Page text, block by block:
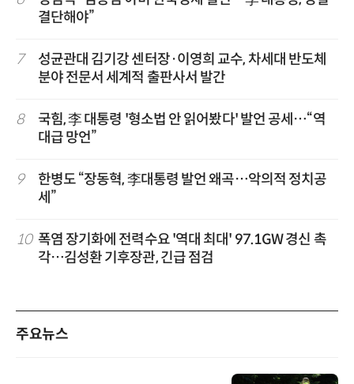
결단해야”
7
성균관대 김기강 센터장·이영희 교수, 차세대 반도체
분야 전문서 세계적 출판사서 발간
8
국힘, 李 대통령 '형소법 안 읽어봤다' 발언 공세…“역
대급 망언”
9
한병도 “장동혁, 李대통령 발언 왜곡…악의적 정치공
세”
10 폭염 장기화에 전력수요 '역대 최대' 97.1GW 경신 촉
각…김성환 기후장관, 긴급 점검
주요뉴스